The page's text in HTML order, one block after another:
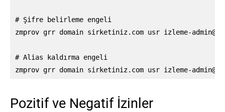
# Şifre belirleme engeli
zmprov grr domain sirketiniz.com usr izleme-
# Alias kaldırma engeli
zmprov grr domain sirketiniz.com usr izleme-
Pozitif ve Negatif İzinler